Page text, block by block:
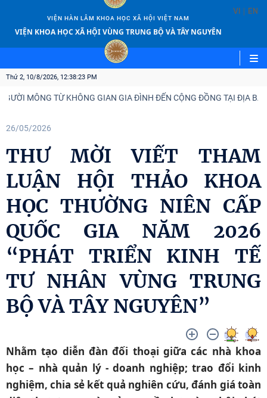
VIỆN HÀN LÂM KHOA HỌC XÃ HỘI VIỆT NAM
VIỆN KHOA HỌC XÃ HỘI VÙNG TRUNG BỘ VÀ TÂY NGUYÊN
VI | EN
Thứ 2, 10/8/2026, 12:38:23 PM
MÔNG TỪ KHÔNG GIAN GIA ĐÌNH ĐẾN CỘNG ĐỒNG TẠI ĐỊA BÀN
26/05/2026
THƯ MỜI VIẾT THAM
LUẬN HỘI THẢO KHOA
HỌC THƯỜNG NIÊN CẤP
QUỐC GIA NĂM 2026
“PHÁT TRIỂN KINH TẾ
TƯ NHÂN VÙNG TRUNG
BỘ VÀ TÂY NGUYÊN”
Nhằm tạo diễn đàn đối thoại giữa các nhà khoa
học – nhà quản lý - doanh nghiệp; trao đổi kinh
nghiệm, chia sẻ kết quả nghiên cứu, đánh giá toàn